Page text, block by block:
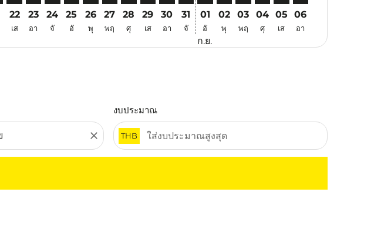
22
เส
23
อา
24
จั
25
อั
26
พุ
27
พฤ
28
ศุ
29
เส
30
อา
31
จั
01
อั
ก.ย.
02
พุ
03
พฤ
04
ศุ
05
เส
06
อา
close
งบประมาณ
THB